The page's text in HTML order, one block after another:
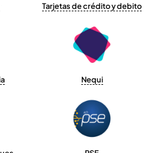
Tarjetas de crédito y debito
Nequi